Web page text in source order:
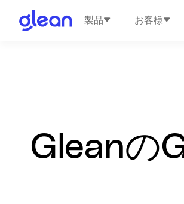
製品 お客様
Gleanの